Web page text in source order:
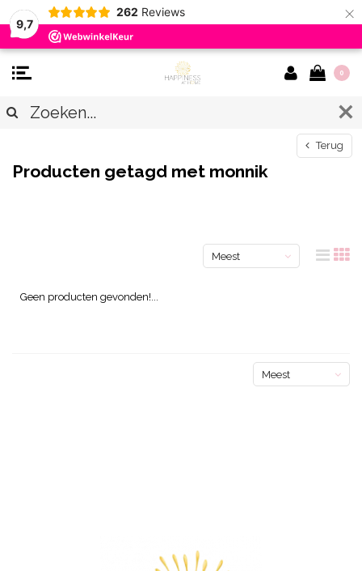
9,7
262 Reviews ×
0
Terug
Producten getagd met monnik
Meest
Geen producten gevonden!...
Meest